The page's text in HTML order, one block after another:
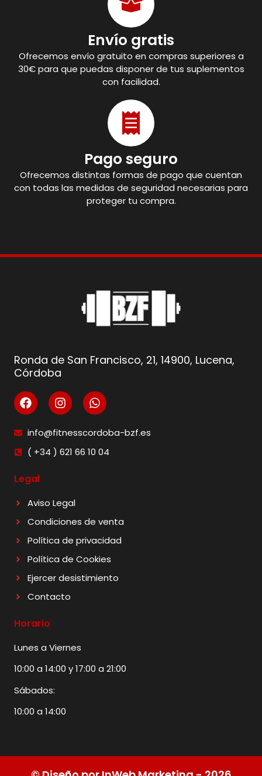
Envío gratis
Ofrecemos envío gratuito en compras superiores a
30€ para que puedas disponer de tus suplementos
con facilidad.
Pago seguro
Ofrecemos distintas formas de pago que cuentan
con todas las medidas de seguridad necesarias para
proteger tu compra.
Ronda de San Francisco, 21, 14900, Lucena,
Córdoba
info@fitnesscordoba-bzf.es
( +34 ) 621 66 10 04
Legal
Aviso Legal
Condiciones de venta
Política de privacidad
Política de Cookies
Ejercer desistimiento
Contacto
Horario
Lunes a Viernes
10:00 a 14:00 y 17:00 a 21:00
Sábados:
10:00 a 14:00